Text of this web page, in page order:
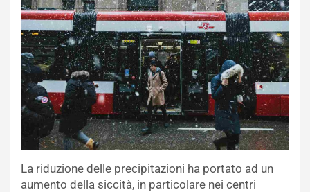
La riduzione delle precipitazioni ha portato ad un
aumento della siccità, in particolare nei centri